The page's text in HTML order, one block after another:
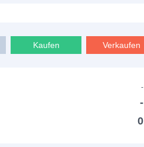
Verkaufen
Kaufen
-
-
0